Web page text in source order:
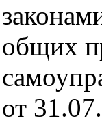
общих
от